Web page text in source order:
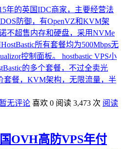
年的英国IDC商家，主要经营法
防御，有OpenVZ和KVM架
不超售内存和硬盘，采用NVMe
所有套餐均为500Mbps无
控制面板。 hostbastic VPS小
的多个套餐，不过全卖光
套餐，KVM架构，无限流量，半
暂无评论 喜欢 0 阅读 3,473 次 阅读
OVH高防VPS年付